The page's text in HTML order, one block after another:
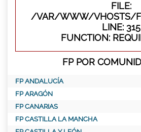
FILE:
/VAR/WWW/VHOSTS/
LINE: 315
FUNCTION:
FP POR
FP ANDALUCÍA
FP ARAGÓN
FP CANARIAS
FP CASTILLA LA MANCHA